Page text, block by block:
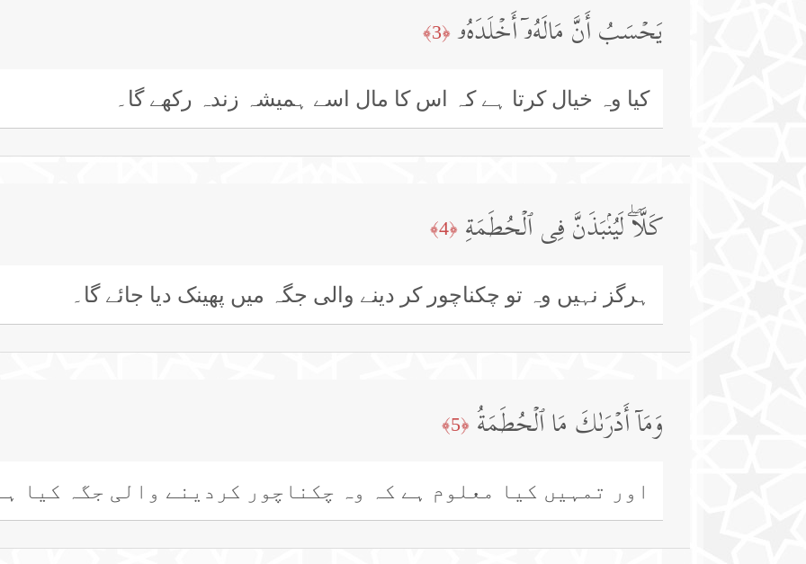
یَحۡسَبُ أَنَّ مَالَهُۥۤ أَخۡلَدَهُۥ ﴿3﴾
کیا وہ خیال کرتا ہے کہ اس کا مال اسے ہمیشہ زندہ رکھے گا۔
كَلَّاۖ لَیُنۢبَذَنَّ فِی ٱلۡحُطَمَةِ ﴿4﴾
ہرگز نہیں وہ تو چکناچور کر دینے والی جگہ میں پھینک دیا جائے گا۔
وَمَاۤ أَدۡرَىٰكَ مَا ٱلۡحُطَمَةُ ﴿5﴾
اور تمہیں کیا معلوم ہے کہ وہ چکناچور کردینے والی جگہ کیا